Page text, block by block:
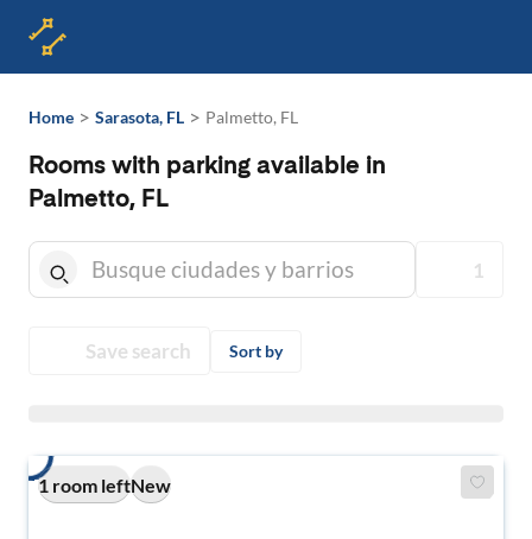
Home > Sarasota, FL > Palmetto, FL
Rooms with parking available in
Palmetto, FL
1
Save search Sort by
1 room leftNew